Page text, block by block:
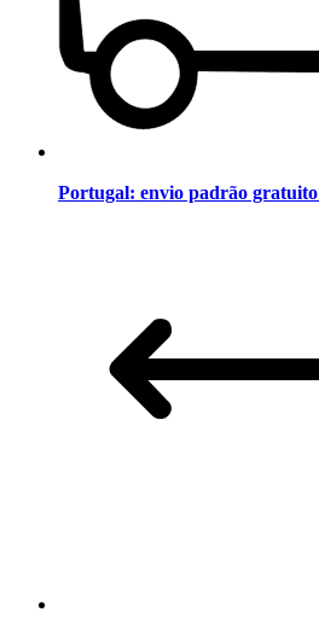
Portugal: envio padrão gratuito